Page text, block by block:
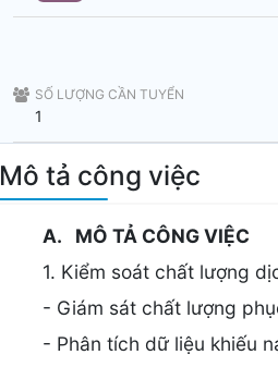
SỐ LƯỢNG CẦN TUYỂN
1
Mô tả công việc
A. MÔ TẢ CÔNG VIỆC
1. Kiểm soát chất lượng
- Giám sát chất lượng
- Phân tích dữ liệu khiếu